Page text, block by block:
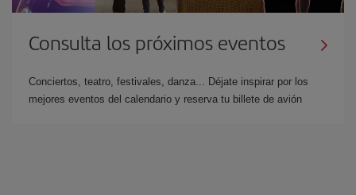
Consulta los próximos eventos
Conciertos, teatro, festivales, danza... Déjate inspirar por los
mejores eventos del calendario y reserva tu billete de avión